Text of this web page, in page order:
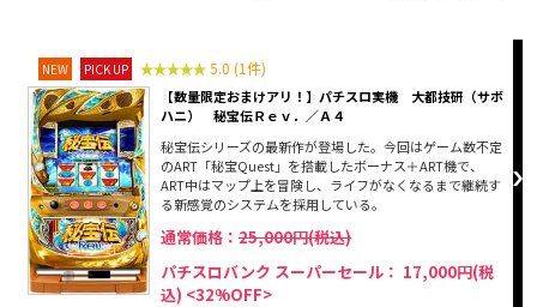
NEW PICK UP 5.0 (1件)
【数量限定おまけアリ！】パチスロ実機 大都技研（サボ
ハニ） 秘宝伝Ｒｅｖ．／Ａ４
秘宝伝シリーズの最新作が登場した。今回はゲーム数不定
のART「秘宝Quest」を搭載したボーナス＋ART機で、
ART中はマップ上を冒険し、ライフがなくなるまで継続す
る新感覚のシステムを採用している。
通常価格： 25,000円(税込)
パチスロバンク スーパーセール： 17,000円(税
込) <32%OFF>